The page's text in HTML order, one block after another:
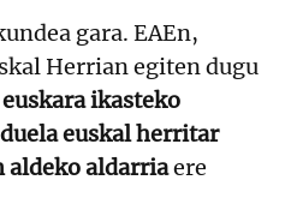
gara. EAEn,
Herrian egiten dugu
euskara ikasteko
euskal herritar
aldeko aldarriaere